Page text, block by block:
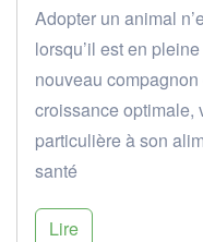
Adopter un animal
lorsqu’il est en
nouveau
croissance optimale,
particulière à son
santé
Lire